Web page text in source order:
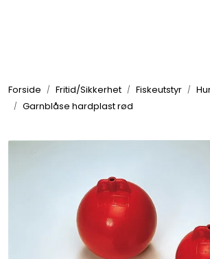
Forside Fritid/Sikkerhet Fiskeutstyr
Garnblåse hardplast rød
Elektrisk
Bygg/Innredning